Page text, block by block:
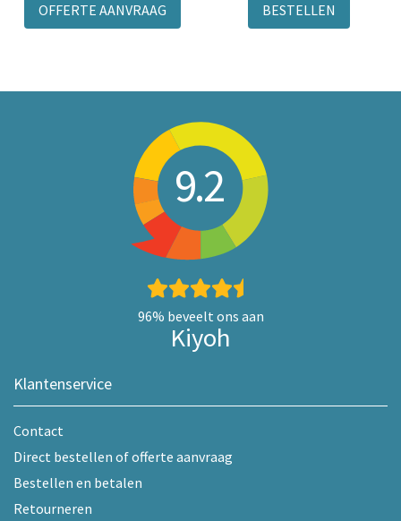
OFFERTE AANVRAAG BESTELLEN
9.2
96% beveelt ons aan
Kiyoh
Klantenservice
Contact
Direct bestellen of offerte aanvraag
Bestellen en betalen
Retourneren